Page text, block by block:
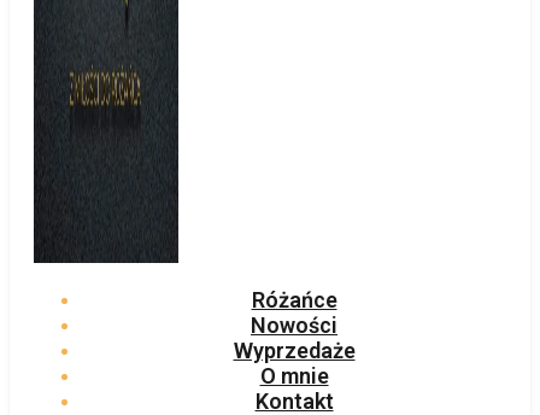
Różańce
Nowości
Wyprzedaże
O mnie
Kontakt